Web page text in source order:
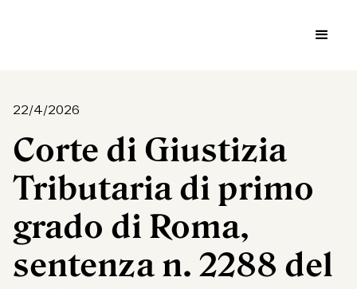
22/4/2026
Corte di Giustizia
Tributaria di primo
grado di Roma,
sentenza n. 2288 del